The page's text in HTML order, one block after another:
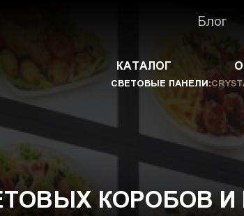
Блог
КАТАЛОГ
СВЕТОВЫЕ ПАНЕЛИ:
КОРОБОВ